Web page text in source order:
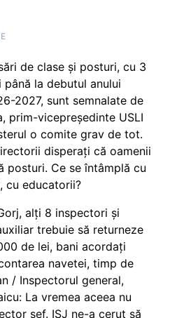
de clase și posturi, cu 3
până la debutul anului
2027, sunt semnalate de
prim-vicepreședinte USLI
o comite grav de tot.
disperați că oamenii
posturi. Ce se întâmplă cu
cu educatorii?
alți 8 inspectori și
trebuie să returneze
de lei, bani acordați
navetei, timp de
/ Inspectorul general,
La vremea aceea nu
șef. ISJ ne-a cerut să